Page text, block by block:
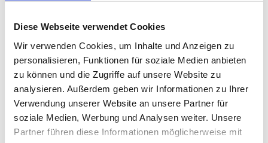
Diese Webseite verwendet Cookies
Wir verwenden Cookies, um Inhalte und Anzeigen zu
personalisieren, Funktionen für soziale Medien anbieten
zu können und die Zugriffe auf unsere Website zu
analysieren. Außerdem geben wir Informationen zu Ihrer
Verwendung unserer Website an unsere Partner für
soziale Medien, Werbung und Analysen weiter. Unsere
Partner führen diese Informationen möglicherweise mit